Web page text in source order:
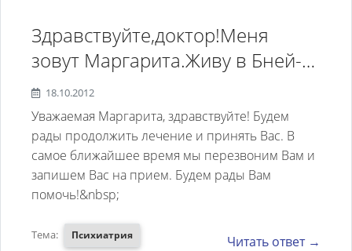
Здравствуйте,доктор!Меня
зовут Маргарита.Живу в Бней-
Браке. Я лечилась у Вас
лично,амбулаторно,в Тель-А-
Шомере,но лечение мое
прервалось,потому -что Вы
сменили место работы((((С тех
пор у меня,практически,лечения
не было,поддерживаю себя,как
18.10.2012
Уважаемая Маргарита, здравствуйте! Будем
рады продолжить лечение и принять Вас. В
самое ближайшее время мы перезвоним Вам и
запишем Вас на прием. Будем рады Вам
помочь!&nbsp;
Тема: Психиатрия Читать ответ →